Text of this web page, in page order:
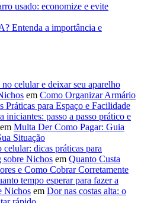
usado: economize e evite
Entenda a importância e
celular e deixar seu aparelho
em Como Organizar Armário
Práticas para Espaço e Facilidade
iniciantes: passo a passo prático e
em Multa Der Como Pagar: Guia
Situação
dicas práticas para
sobre Nichos em Quanto Custa
e Como Cobrar Corretamente
tempo esperar para fazer a
Nichos em Dor nas costas alta: o